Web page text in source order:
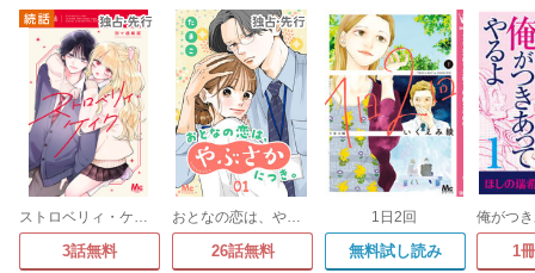
ストロベリィ・ケイク 別マ連載版
3話無料
おとなの恋は、やぶさかにつき。
26話無料
1日2回
無料試し読み 1